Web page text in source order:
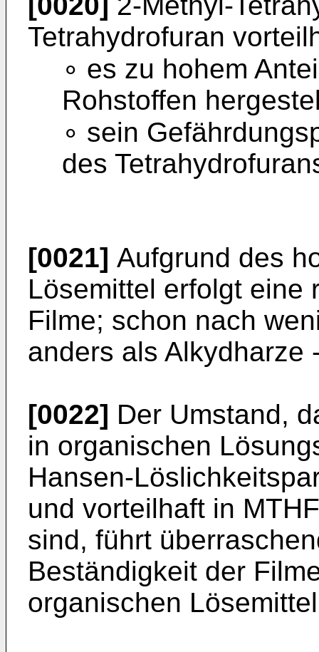
Tetrahydrofuran
∘ es zu hohem
Rohstoffen
∘ sein
des
[0021] Aufgrund des
Lösemittel erfolgt eine
Filme; schon nach
anders als Alkydharze
[0022] Der Umstand,
in organischen
Hansen-
und vorteilhaft in
sind, führt
Beständigkeit der
organischen